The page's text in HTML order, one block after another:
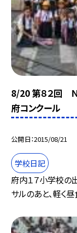
8/20 第８２回
府コンクール
公開日 2015/08/21
学校日記
府内１７小学校の
サルのあと、軽く